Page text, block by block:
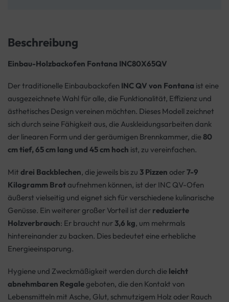
Beschreibung
Einbau-Holzbackofen Fontana INC80X65QV
Der traditionelle Einbaubackofen INC QV von Fontana ist eine
ausgezeichnete Wahl für alle, die Funktionalität, Effizienz und
ästhetisches Design vereinen möchten. Dieses Modell zeichnet
sich durch seine Fähigkeit aus, die Auskleidungsarbeiten dank
der linearen Form und der geräumigen Brennkammer, die80
cm tief, 65 cm lang und 45 cm hoch ist, zu vereinfachen.
Mit drei Backblechen, die jeweils bis zu 3 Pizzen oder7-9
Kilogramm Brot aufnehmen können, ist der INC QV-Ofen
äußerst vielseitig und eignet sich für verschiedene kulinarische
Genüsse. Ein weiterer großer Vorteil ist der reduzierte
Holzverbrauch: Er braucht nur3,6 kg, um mehrmals
hintereinander zu backen. Dies bedeutet eine erhebliche
Energieeinsparung.
Hygiene und Zweckmäßigkeit werden durch die leicht
abnehmbaren Regalegeboten, die den Kontakt von
Lebensmitteln mit Asche, Glut, schmutzigem Holz oder Rauch